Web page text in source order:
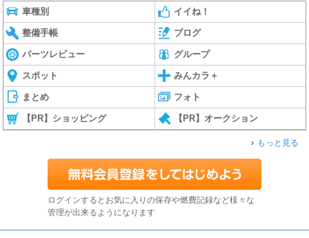
車種別 イイね！
整備手帳 ブログ
パーツレビュー グループ
スポット みんカラ＋
まとめ フォト
【PR】ショッピング 【PR】オークション
もっと見る
ログインするとお気に入りの保存や燃費記録など様々な
管理が出来るようになります